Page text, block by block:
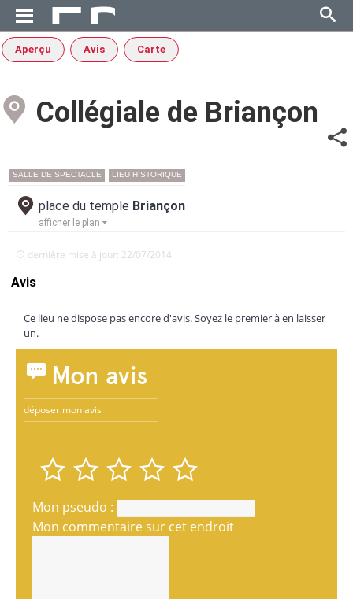
Aperçu Avis Carte
Collégiale de Briançon
SALLE DE SPECTACLE LIEU HISTORIQUE
place du temple Briançon
afficher le plan
dernière mise à jour: 22/07/2014
Avis
Ce lieu ne dispose pas encore d'avis. Soyez le premier à en laisser
un.
Mon avis
déposer mon avis
Mon pseudo :
Mon commentaire sur cet endroit